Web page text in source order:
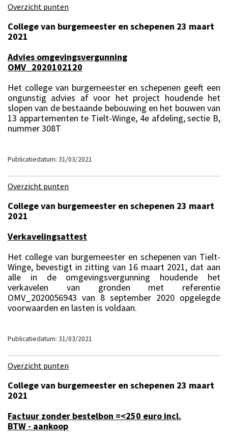
Overzicht punten
College van burgemeester en schepenen 23 maart
2021
Advies omgevingsvergunning
OMV_2020102120
Het college van burgemeester en schepenen geeft een
ongunstig advies af voor het project houdende het
slopen van de bestaande bebouwing en het bouwen van
13 appartementen te Tielt-Winge, 4e afdeling, sectie B,
nummer 308T
Publicatiedatum: 31/03/2021
Overzicht punten
College van burgemeester en schepenen 23 maart
2021
Verkavelingsattest
Het college van burgemeester en schepenen van Tielt-
Winge, bevestigt in zitting van 16 maart 2021, dat aan
alle in de omgevingsvergunning houdende het
verkavelen van gronden met referentie
OMV_2020056943 van 8 september 2020 opgelegde
voorwaarden en lasten is voldaan.
Publicatiedatum: 31/03/2021
Overzicht punten
College van burgemeester en schepenen 23 maart
2021
Factuur zonder bestelbon =<250 euro incl.
BTW - aankoop